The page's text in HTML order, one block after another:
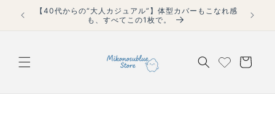
ンツに￥10,000以上で使える¥1,000オフ！【自動適用】 税込
ー